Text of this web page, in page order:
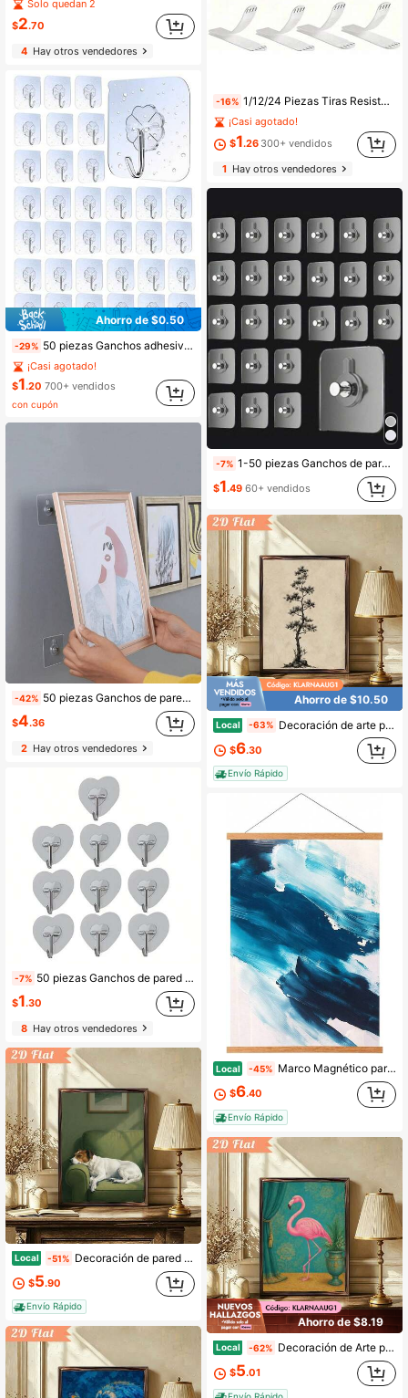
Solo quedan 2
$2.70
4Hay otros vendedores
Ahorro de $0.50
-29% 50 piezas Ganchos adhesivos de pared de alta resistencia, colgadores de pared adhesivos, sin daños, resistentes al agua, máx. 15 kg, adecuados para baño, cocina, toallas, abrigos, llaves
¡Casi agotado!
$1.20 700+ vendidos
con cupón
-42% 50 piezas Ganchos de pared autoadhesivos de alta resistencia para colgar cuadros y marcos de fotos, bolsas, espátulas de cocina y talla grande - Sin tornillos, lavables, reutilizables y sin perforación - Ideales para la decoración y organización del hogar
$4.36
2Hay otros vendedores
-7% 50 piezas Ganchos de pared con forma de corazón, Ganchos transparentes con forma de corazón, sin necesidad de perforación. Adecuado para baño, cocina, puertas de vidrio y gabinetes - Ganchos impermeables para llaves, toallas, abrigos; Ganchos superiores prácticos; Ganchos de estantería de almacenamiento multifuncional, Ganchos prácticos
$1.30
8Hay otros vendedores
Local -51% Decoración de pared artística, impresión en madera enmarcada de 12x16 pulgadas, escena de manga de Jack Russell Terrier durmiendo en sofá verde, ideal para sala de estar, dormitorio, oficina, colgar solo o en grupo.
$5.90
Envío Rápido
-16% 1/12/24 Piezas Tiras Resistentes para Colgar Cuadros - Sin Clavos, Sin Daños, Fácil de Quitar - 24 Piezas para Barras de Instalación de Marcos
¡Casi agotado!
$1.26 300+ vendidos
1Hay otros vendedores
-7% 1-50 piezas Ganchos de pared autoadhesivos de uso pesado para colgar cuadros y marcos de fotos, bolsas, espátulas de cocina y talla grande - Sin tornillos, lavables, reutilizables y sin perforación - Ideales para la decoración y organización del hogar
$1.49 60+ vendidos
Ahorro de $10.50
Local -63% Decoración de arte para interiores y exteriores, impresión enmarcada en madera de 12x16 pulgadas, pintura de árbol de tinta minimalista de manga humorística con escena rústica vintage, adecuada para regalar en cualquier estación, perfecta para el hogar.
$6.30
Envío Rápido
Local -45% Marco Magnético para Colgar Pósteres FALAMON, Marco de Madera de Teca con Imanes 12x16 12x18 12x24 para Pósteres, Impresiones, Fotos, Imágenes, Mapas, Pergaminos y
$6.40
Envío Rápido
Ahorro de $8.19
Local -62% Decoración de Arte para Interiores y Exteriores, Impresión en Madera Enmarcada de 12x16 Pulgadas, Escena Retro de Flamenco Turquesa Rosa y Dorado, Adecuada para Regalar en Todas las Estaciones, Perfecta para Sala de Estar y Oficina.
$5.01